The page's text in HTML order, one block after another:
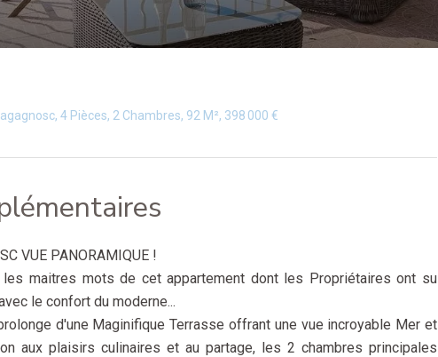
4 Pièces, 2 Chambres, 92 M², 398 000 €
VUE PANORAMIQUE !
maitres mots de cet appartement dont les Propriétaires ont su
le confort du moderne...
d'une Maginifique Terrasse offrant une vue incroyable Mer et
aux plaisirs culinaires et au partage, les 2 chambres principales